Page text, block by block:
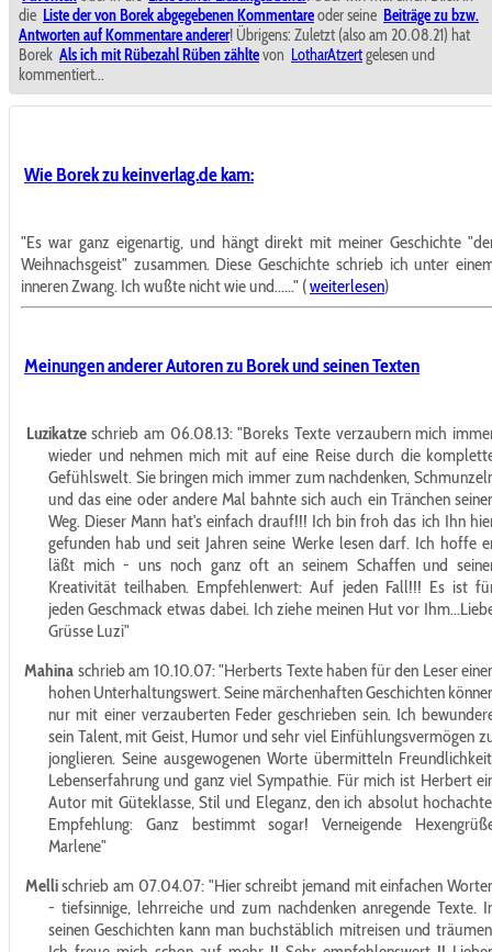
die Liste der von Borek abgegebenen Kommentareoder seine Beiträge zu bzw.
Antworten auf Kommentare anderer! Übrigens: Zuletzt (also am 20.08.21) hat
Borek Als ich mit Rübezahl Rüben zähltevon LotharAtzertgelesen und
kommentiert...
Wie Borek zu keinverlag.de kam:
"Es war ganz eigenartig, und hängt direkt mit meiner Geschichte
Weihnachsgeist" zusammen. Diese Geschichte schrieb ich unter
inneren Zwang. Ich wußte nicht wie und......" (weiterlesen)
Meinungen anderer Autoren zu Borek und seinen Texten
Luzikatzeschrieb am 06.08.13:"Boreks Texte verzaubern mich
wieder und nehmen mich mit auf eine Reise durch die
Gefühlswelt. Sie bringen mich immer zum nachdenken,
und das eine oder andere Mal bahnte sich auch ein Tränchen
Weg. Dieser Mann hat's einfach drauf!!! Ich bin froh das ich Ihn
gefunden hab und seit Jahren seine Werke lesen darf. Ich hoffe
läßt mich - uns noch ganz oft an seinem Schaffen und
Kreativität teilhaben. Empfehlenwert: Auf jeden Fall!!! Es ist
jeden Geschmack etwas dabei. Ich ziehe meinen Hut vor
Grüsse Luzi"
Mahina schrieb am 10.10.07:"Herberts Texte haben für den Leser
hohen Unterhaltungswert. Seine märchenhaften Geschichten
nur mit einer verzauberten Feder geschrieben sein. Ich
sein Talent, mit Geist, Humor und sehr viel Einfühlungsvermögen
jonglieren. Seine ausgewogenen Worte übermitteln
Lebenserfahrung und ganz viel Sympathie. Für mich ist Herbert
Autor mit Güteklasse, Stil und Eleganz, den ich absolut
Empfehlung: Ganz bestimmt sogar! Verneigende
Marlene"
Mellischrieb am 07.04.07: "Hier schreibt jemand mit einfachen
- tiefsinnige, lehrreiche und zum nachdenken anregende Texte.
seinen Geschichten kann man buchstäblich mitreisen und